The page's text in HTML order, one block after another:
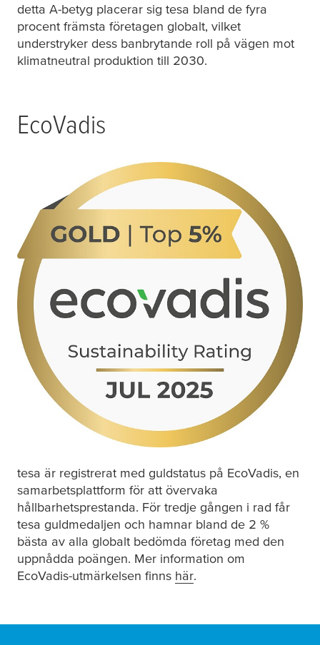
detta A-betyg placerar sig tesa bland de fyra
procent främsta företagen globalt, vilket
understryker dess banbrytande roll på vägen mot
klimatneutral produktion till 2030.
EcoVadis
tesa är registrerat med guldstatus på EcoVadis, en
samarbetsplattform för att övervaka
hållbarhetsprestanda. För tredje gången i rad får
tesa guldmedaljen och hamnar bland de 2 %
bästa av alla globalt bedömda företag med den
uppnådda poängen. Mer information om
EcoVadis-utmärkelsen finns här(opens in a new
.